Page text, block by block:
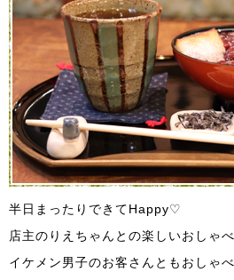
半日まったりできてHappy♡
店主のりえちゃんとの楽しいおしゃ
イケメン男子のお客さんともおしゃ